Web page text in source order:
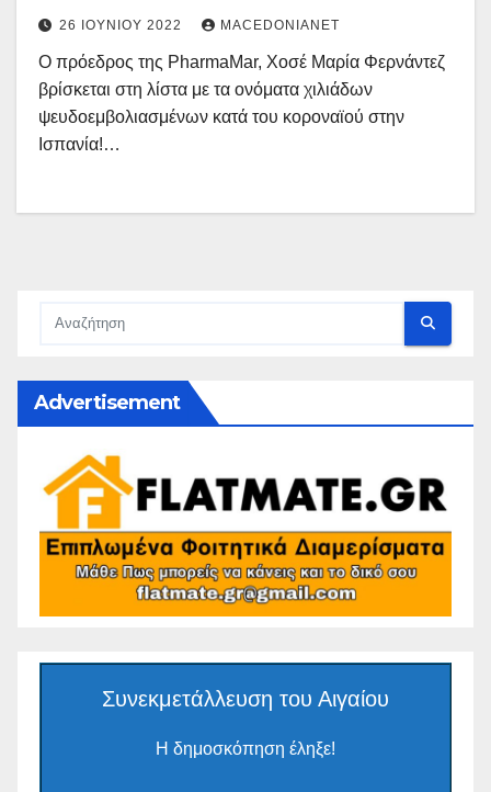
26 ΙΟΥΝΊΟΥ 2022 MACEDONIANET
Ο πρόεδρος της PharmaMar, Χοσέ Μαρία Φερνάντεζ
βρίσκεται στη λίστα με τα ονόματα χιλιάδων
ψευδοεμβολιασμένων κατά του κοροναϊού στην
Ισπανία!…
Advertisement
Συνεκμετάλλευση του Αιγαίου
Η δημοσκόπηση έληξε!